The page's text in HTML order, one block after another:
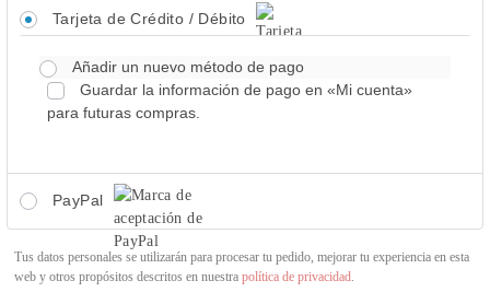
Tarjeta de Crédito / Débito
Añadir un nuevo método de pago
Guardar la información de pago en «Mi cuenta»
para futuras compras.
PayPal
Tus datos personales se utilizarán para procesar tu pedido, mejorar tu experiencia en esta
web y otros propósitos descritos en nuestra política de privacidad.